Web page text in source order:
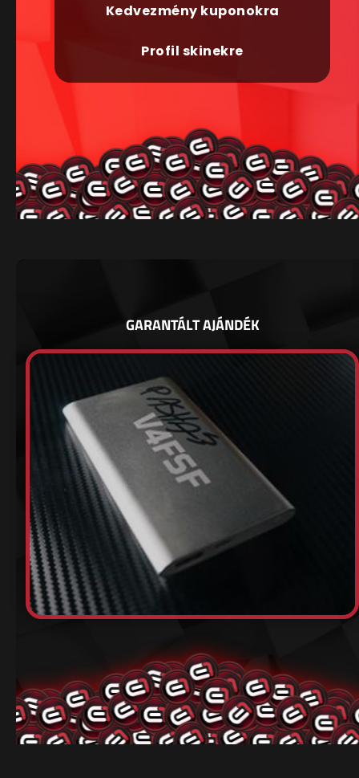
Kedvezmény kuponokra
Profil skinekre
GARANTÁLT AJÁNDÉK